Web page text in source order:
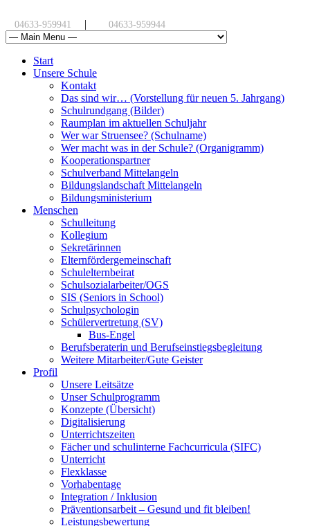
04633-959941 | 04633-959944
Start
Unsere Schule
Kontakt
Das sind wir… (Vorstellung für neuen 5. Jahrgang)
Schulrundgang (Bilder)
Raumplan im aktuellen Schuljahr
Wer war Struensee? (Schulname)
Wer macht was in der Schule? (Organigramm)
Kooperationspartner
Schulverband Mittelangeln
Bildungslandschaft Mittelangeln
Bildungsministerium
Menschen
Schulleitung
Kollegium
Sekretärinnen
Elternfördergemeinschaft
Schulelternbeirat
Schulsozialarbeiter/OGS
SIS (Seniors in School)
Schulpsychologin
Schülervertretung (SV)
Bus-Engel
Berufsberaterin und Berufseinstiegsbegleitung
Weitere Mitarbeiter/Gute Geister
Profil
Unsere Leitsätze
Unser Schulprogramm
Konzepte (Übersicht)
Digitalisierung
Unterrichtszeiten
Fächer und schulinterne Fachcurricula (SIFC)
Unterricht
Flexklasse
Vorhabentage
Integration / Inklusion
Präventionsarbeit – Gesund und fit bleiben!
Leistungsbewertung